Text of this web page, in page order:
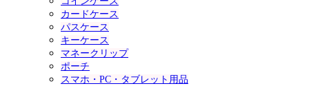
カードケース
パスケース
キーケース
マネークリップ
ポーチ
スマホ・PC・タブレット用品